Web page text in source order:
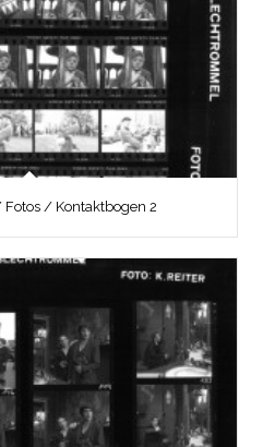
Fotos / Kontaktbogen 2